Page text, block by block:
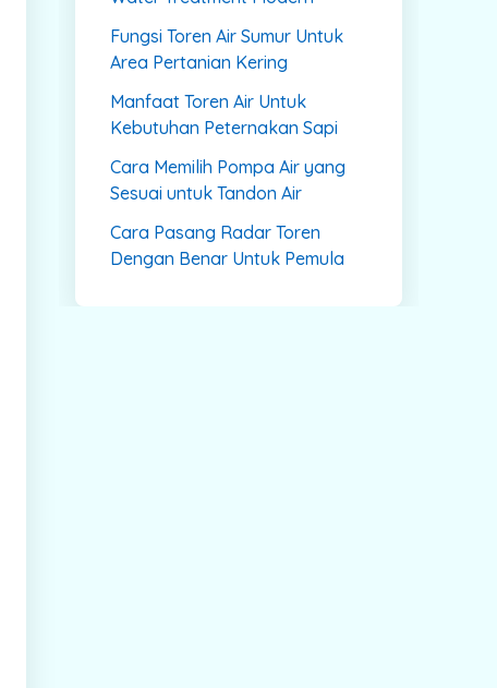
Fungsi Toren Air Sumur Untuk
Area Pertanian Kering
Manfaat Toren Air Untuk
Kebutuhan Peternakan Sapi
Cara Memilih Pompa Air yang
Sesuai untuk Tandon Air
Cara Pasang Radar Toren
Dengan Benar Untuk Pemula